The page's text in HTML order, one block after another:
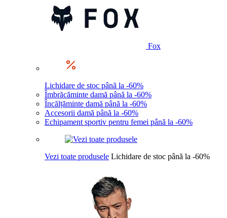
Fox
Lichidare de stoc până la -60%
Îmbrăcăminte damă până la -60%
Încălțăminte damă până la -60%
Accesorii damă până la -60%
Echipament sportiv pentru femei până la -60%
Vezi toate produsele Lichidare de stoc până la -60%